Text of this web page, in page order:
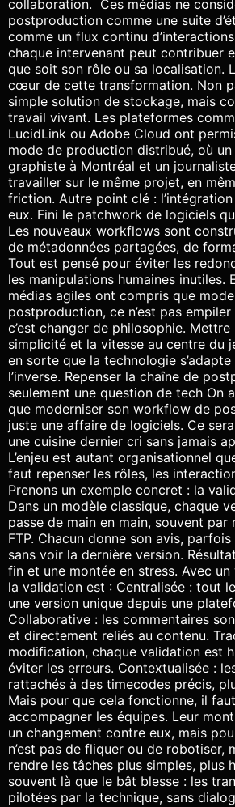
collaboration. Ces médias ne
postproduction comme une suite
comme un flux continu
chaque intervenant peut contribuer
que soit son rôle ou sa localisation.
cœur de cette transformation. Non
simple solution de stockage, mais
travail vivant. Les plateformes
LucidLink ou Adobe Cloud ont
mode de production distribué, où un
graphiste à Montréal et un
travailler sur le même projet, en
friction. Autre point clé :
eux. Fini le patchwork de logiciels
Les nouveaux workflows sont
de métadonnées partagées, de
Tout est pensé pour éviter les
les manipulations humaines inutiles.
médias agiles ont compris que
postproduction, ce n’est pas
c’est changer de philosophie.
simplicité et la vitesse au centre du
en sorte que la technologie
l’inverse. Repenser la chaîne de
seulement une question de tech On
que moderniser son workflow de
juste une affaire de logiciels. Ce
une cuisine dernier cri sans jamais
L’enjeu est autant organisationnel
faut repenser les rôles, les
Prenons un exemple concret : la
Dans un modèle classique, chaque
passe de main en main, souvent
FTP. Chacun donne son avis,
sans voir la dernière version.
fin et une montée en stress. Avec
la validation est : Centralisée : tout
une version unique depuis une
Collaborative : les commentaires
et directement reliés au contenu.
modification, chaque validation est
éviter les erreurs. Contextualisée :
rattachés à des timecodes précis,
Mais pour que cela fonctionne, il
accompagner les équipes. Leur
un changement contre eux, mais
n’est pas de fliquer ou de robotiser,
rendre les tâches plus simples, plus
souvent là que le bât blesse : les
pilotées par la technique, sans